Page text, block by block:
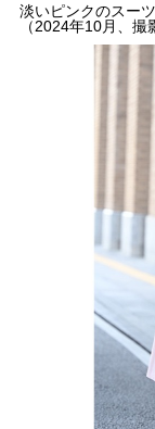
淡いピンクのスー
（2024年10月、撮